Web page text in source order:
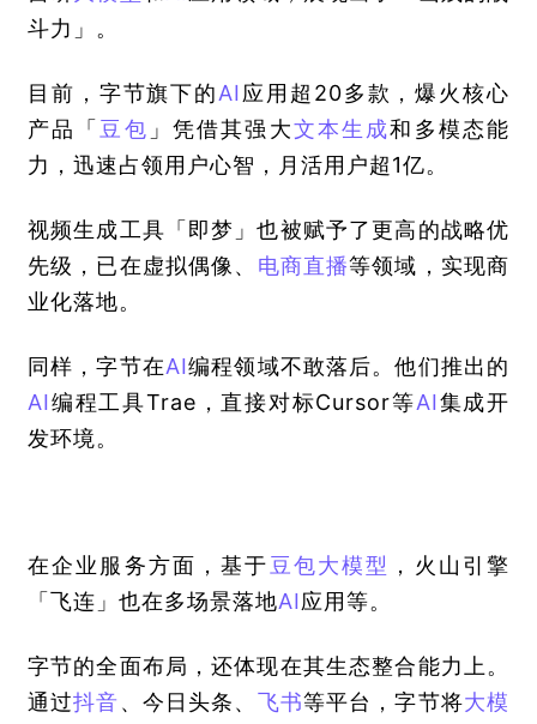
斗力」。
目前，字节旗下的AI应用超20多款，爆火核心
产品「豆包 」凭借其强大文本生成和多模态能
力，迅速占领用户心智，月活用户超1亿。
视频生成工具「即梦」也被赋予了更高的战略优
先级，已在虚拟偶像、 电商直播等领域，实现商
业化落地。
同样，字节在AI编程领域不敢落后。他们推出的
AI编程工具Trae，直接对标Cursor等AI集成开
发环境。
在企业服务方面，基于豆包大模型 ，火山引擎
「飞连」也在多场景落地AI应用等。
字节的全面布局，还体现在其生态整合能力上。
通过抖音、今日头条、 飞书等平台，字节将大模